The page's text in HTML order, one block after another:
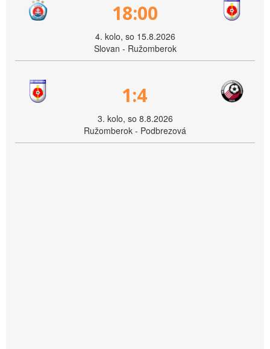
18:00
4. kolo, so 15.8.2026
Slovan - Ružomberok
1:4
3. kolo, so 8.8.2026
Ružomberok - Podbrezová